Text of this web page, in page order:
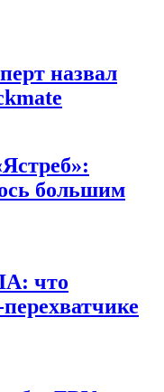
назвал
большим
что